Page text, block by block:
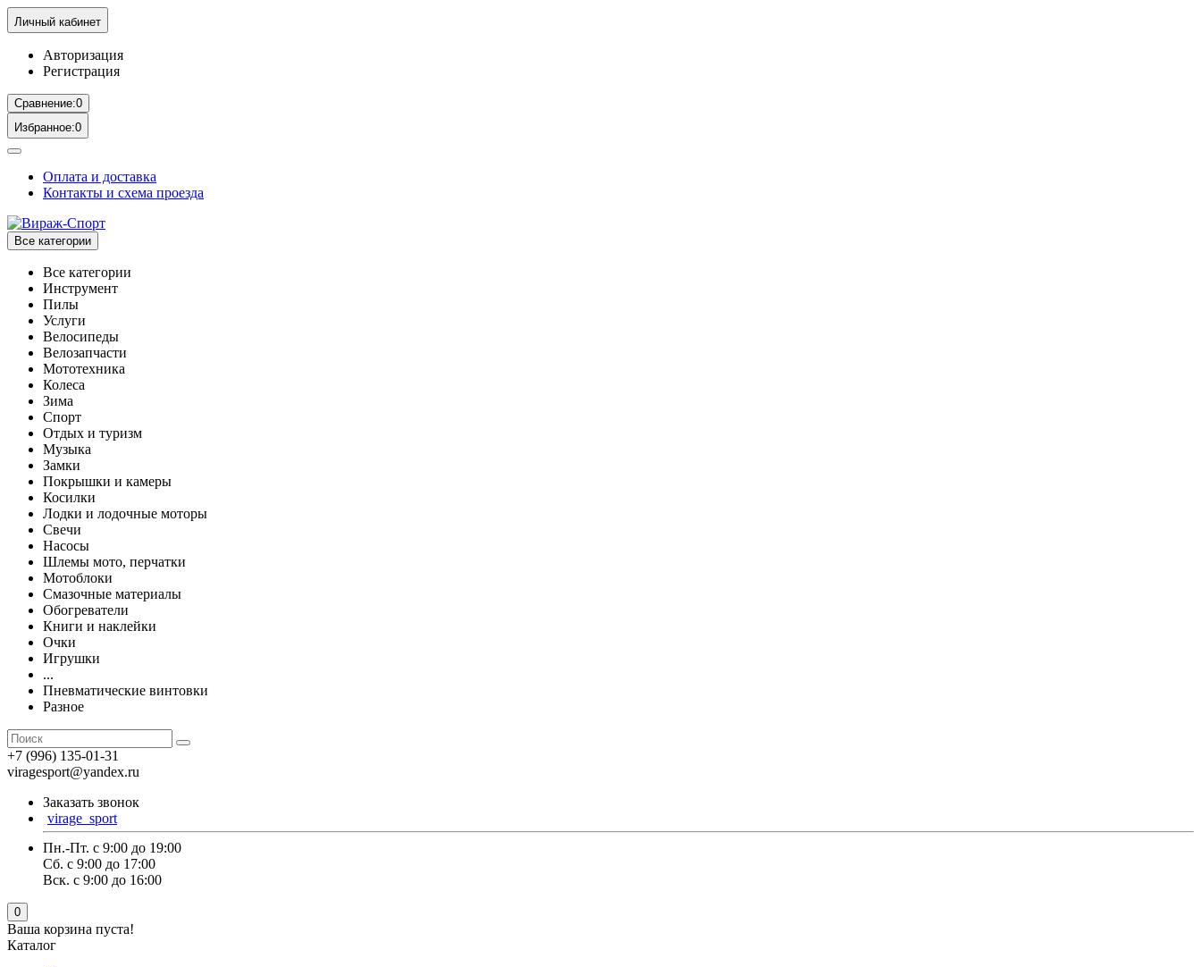
Личный кабинет
Авторизация
Регистрация
Сравнение:0
Избранное:0
Оплата и доставка
Контакты и схема проезда
Все категории
Все категории
Инструмент
Пилы
Услуги
Велосипеды
Велозапчасти
Мототехника
Колеса
Зима
Спорт
Отдых и туризм
Музыка
Замки
Покрышки и камеры
Косилки
Лодки и лодочные моторы
Свечи
Насосы
Шлемы мото, перчатки
Мотоблоки
Смазочные материалы
Обогреватели
Книги и наклейки
Очки
Игрушки
...
Пневматические винтовки
Разное
+7 (996) 135-01-31
viragesport@yandex.ru
Заказать звонок
virage_sport
Пн.-Пт. с 9:00 до 19:00
Сб. с 9:00 до 17:00
Вск. с 9:00 до 16:00
0
Ваша корзина пуста!
Каталог